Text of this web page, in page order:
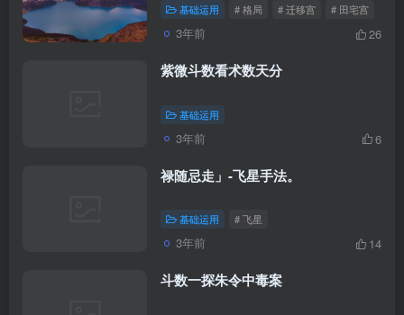
基础运用 # 格局 # 迁移宫 # 田宅宫
3年前 26
紫微斗数看术数天分
基础运用
3年前 6
禄随忌走」-飞星手法。
基础运用 # 飞星
3年前 14
斗数一探朱令中毒案